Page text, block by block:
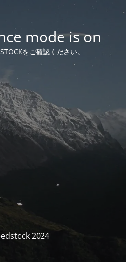
mode is on
をご確認ください。
2024